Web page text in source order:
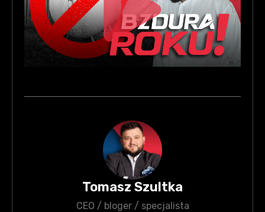
Tomasz Szultka
CEO / bloger / specjalista